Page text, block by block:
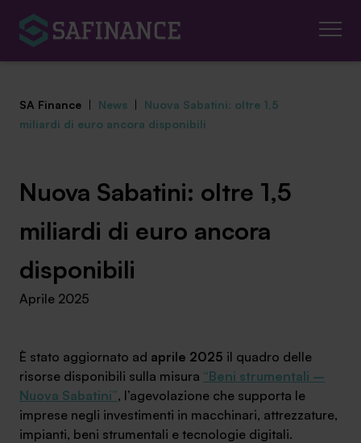
Mediazione Creditizia
Finanza Agevolata
Centro studi
News ed eventi
Ambassador
Contatti
SA Finance | News | Nuova Sabatini: oltre 1,5
miliardi di euro ancora disponibili
Nuova Sabatini: oltre 1,5
miliardi di euro ancora
disponibili
Aprile 2025
È stato aggiornato ad aprile 2025 il quadro delle
risorse disponibili sulla misura “Beni strumentali –
Nuova Sabatini”, l’agevolazione che supporta le
imprese negli investimenti in macchinari, attrezzature,
impianti, beni strumentali e tecnologie digitali.